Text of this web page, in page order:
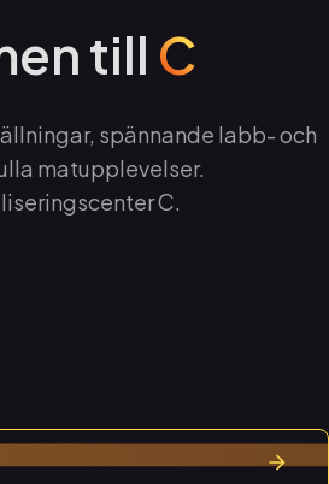
till C
spännande labb- och
matupplevelser.
C.